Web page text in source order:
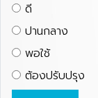
ดี
ปานกลาง
พอใช้
ต้องปรับปรุง